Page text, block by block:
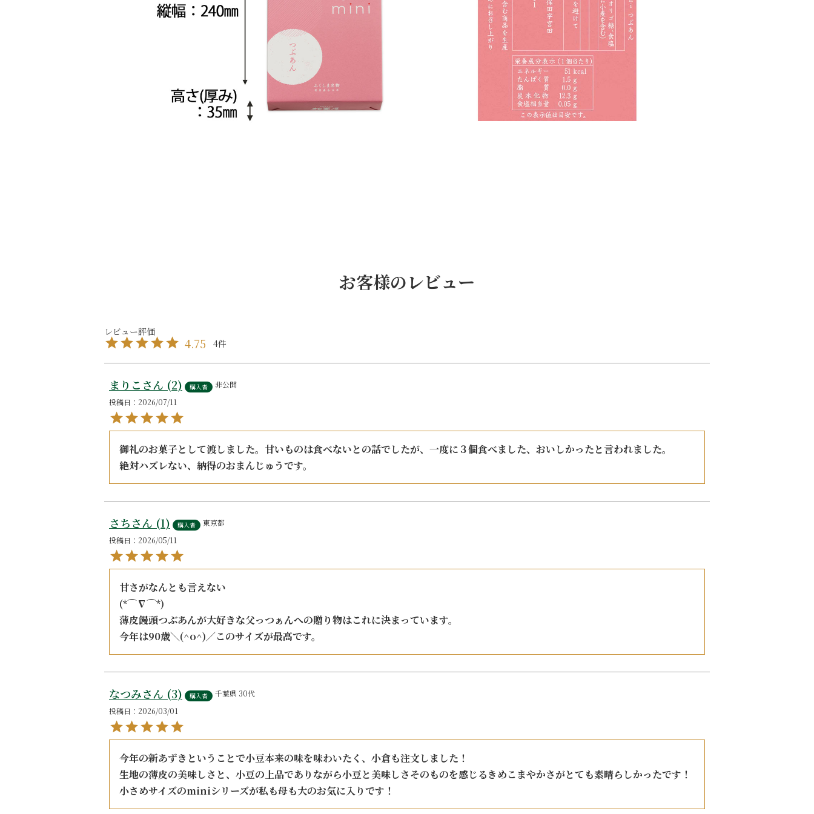
お客様のレビュー
4.75 4
まりこ 2 購入者
非公開
投稿日
2026/07/11
御礼のお菓子として渡しました。甘いものは食べないとの話でしたが、一度に３個食べました、おいしかったと言われました。
絶対ハズレない、納得のおまんじゅうです。
さち 1 購入者
東京都
投稿日
2026/05/11
甘さがなんとも言えない
(*⌒∇⌒*)
薄皮饅頭つぶあんが大好きな父っつぁんへの贈り物はこれに決まっています。
今年は90歳＼(^o^)／このサイズが最高です。
なつみ 3 購入者 千葉県 30代
投稿日
2026/03/01
今年の新あずきということで小豆本来の味を味わいたく、小倉も注文しました！
生地の薄皮の美味しさと、小豆の上品でありながら小豆と美味しさそのものを感じるきめこまやかさがとても素晴らしかったです！
小さめサイズのminiシリーズが私も母も大のお気に入りです！